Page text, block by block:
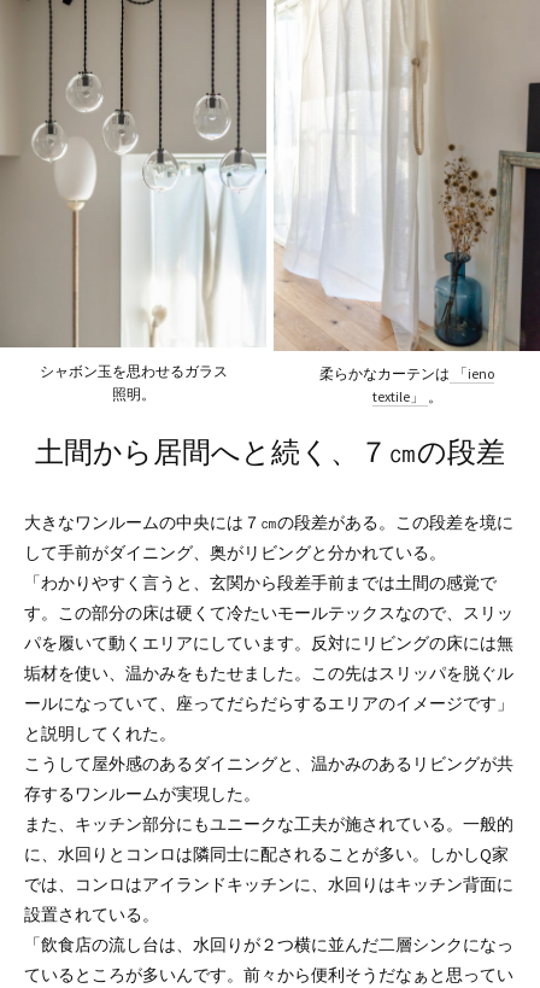
シャボン玉を思わせるガラス
照明。
柔らかなカーテンは
「ieno
textile」
。
土間から居間へと続く、７㎝の段差
大きなワンルームの中央には７㎝の段差がある。この段差を境に
して手前がダイニング、奥がリビングと分かれている。
「わかりやすく言うと、玄関から段差手前までは土間の感覚で
す。この部分の床は硬くて冷たいモールテックスなので、スリッ
パを履いて動くエリアにしています。反対にリビングの床には無
垢材を使い、温かみをもたせました。この先はスリッパを脱ぐル
ールになっていて、座ってだらだらするエリアのイメージです」
と説明してくれた。
こうして屋外感のあるダイニングと、温かみのあるリビングが共
存するワンルームが実現した。
また、キッチン部分にもユニークな工夫が施されている。一般的
に、水回りとコンロは隣同士に配されることが多い。しかしQ家
では、コンロはアイランドキッチンに、水回りはキッチン背面に
設置されている。
「飲食店の流し台は、水回りが２つ横に並んだ二層シンクになっ
ているところが多いんです。前々から便利そうだなぁと思ってい